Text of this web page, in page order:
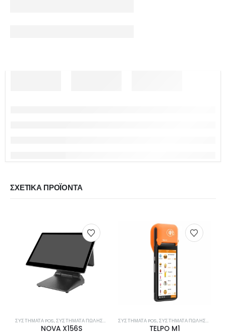
ΣΧΕΤΙΚΆ ΠΡΟΪΌΝΤΑ
ΣΥΣΤΉΜΑΤΑ POS,ΣΥΣΤΉΜΑΤΑ ΠΩΛΉΣΕΩΝ
NOVA X156S
ΣΥΣΤΉΜΑΤΑ POS,ΣΥΣΤΉΜΑΤΑ ΠΩΛΉΣΕΩΝ
TELPO M1